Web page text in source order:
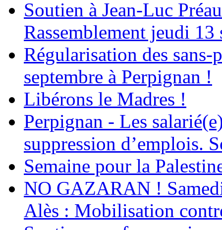
Soutien à Jean-Luc
Rassemblement jeudi 13
Régularisation des
septembre à Perpignan !
Libérons le Madres !
Perpignan - Les
suppression d’emplois.
Semaine pour la
NO GAZARAN !
Alès : Mobilisation